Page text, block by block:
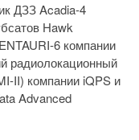
ДЗЗ Acadia-4
Hawk
6 компании
радиолокационный
II) компании iQPS и
Advanced